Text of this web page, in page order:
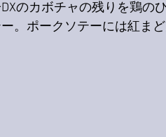
のカボチャの残りを鶏の
。ポークソテーには紅ま